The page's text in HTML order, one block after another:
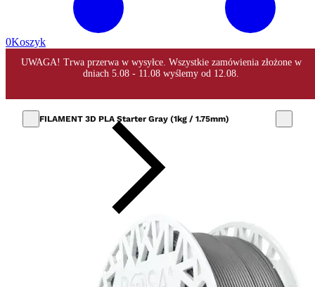
0Koszyk
FILAMENT 3D PLA Starter Gray (1kg / 1.75mm)